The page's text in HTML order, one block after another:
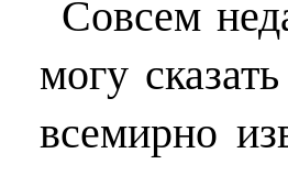
Совсем
могу
всемирно